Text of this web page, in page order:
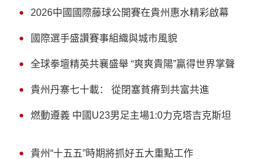
2026中國國際藤球公開賽在貴州惠水精彩啟幕
國際選手盛讚賽事組織與城市風貌
全球拳壇精英共襄盛舉 “爽爽貴陽”贏得世界掌聲
貴州丹寨七十載： 從閉塞貧瘠到共富共進
燃動遵義 中國U23男足主場1:0力克塔吉克斯坦
貴州“十五五”時期將抓好五大重點工作